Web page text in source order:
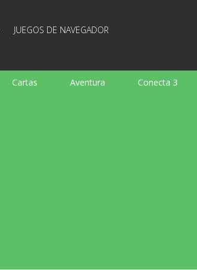
JUEGOS DE NAVEGADOR
Cartas Aventura Conecta 3